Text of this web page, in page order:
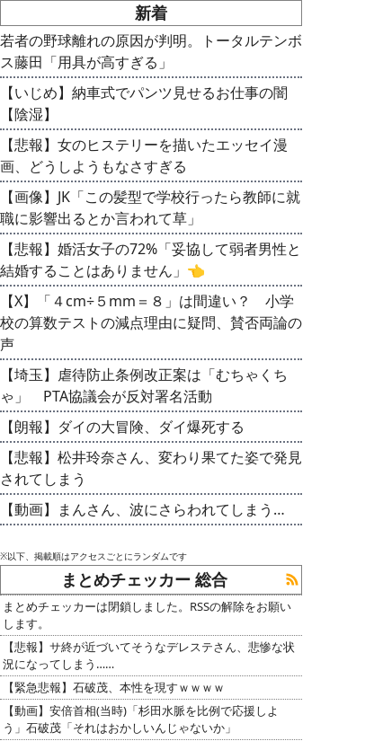
新着
若者の野球離れの原因が判明。トータルテンボ
ス藤田「用具が高すぎる」
【いじめ】納車式でパンツ見せるお仕事の闇
【陰湿】
【悲報】女のヒステリーを描いたエッセイ漫
画、どうしようもなさすぎる
【画像】JK「この髪型で学校行ったら教師に就
職に影響出るとか言われて草」
【悲報】婚活女子の72%「妥協して弱者男性と
結婚することはありません」👈
【X】「４cm÷５mm＝８」は間違い？ 小学
校の算数テストの減点理由に疑問、賛否両論の
声
【埼玉】虐待防止条例改正案は「むちゃくち
ゃ」 PTA協議会が反対署名活動
【朗報】ダイの大冒険、ダイ爆死する
【悲報】松井玲奈さん、変わり果てた姿で発見
されてしまう
【動画】まんさん、波にさらわれてしまう…
※以下、掲載順はアクセスごとにランダムです
まとめチェッカー 総合
まとめチェッカーは閉鎖しました。RSSの解除をお願い
します。
【悲報】サ終が近づいてそうなデレステさん、悲惨な状
況になってしまう……
【緊急悲報】石破茂、本性を現すｗｗｗｗ
【動画】安倍首相(当時)「杉田水脈を比例で応援しよ
う」石破茂「それはおかしいんじゃないか」